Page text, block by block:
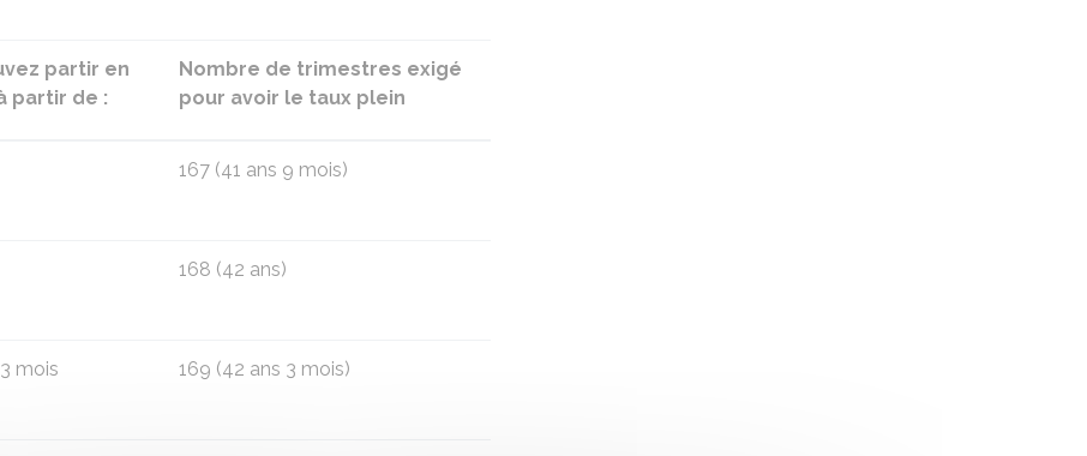
partir en
partir de :
Nombre de trimestres exigé
pour avoir le taux plein
167 (41 ans 9 mois)
168 (42 ans)
mois 169 (42 ans 3 mois)